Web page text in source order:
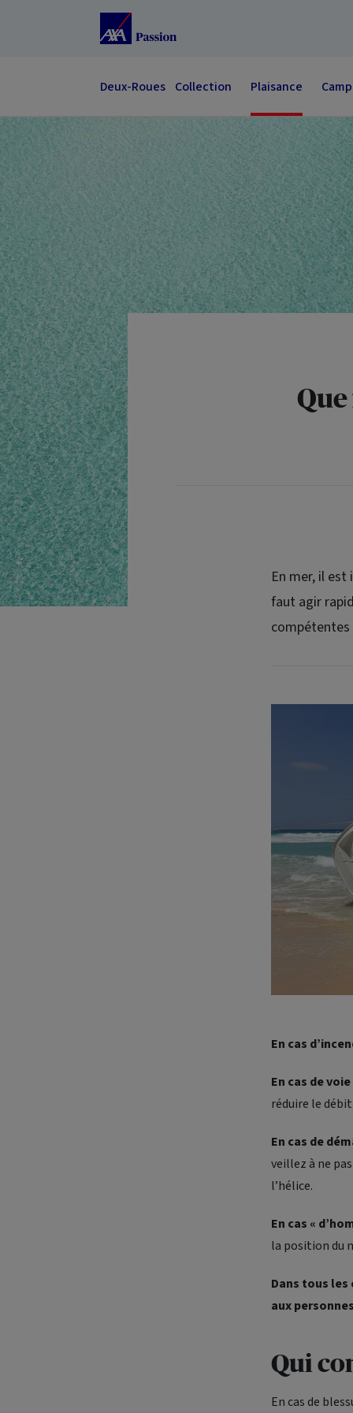
Accéder au Contenu
Deux-Roues Collection Plaisance
En mer, il est
faut agir
En cas
En cas de voie
réduire le
En cas de
veillez à ne
l’hélice.
En cas «
la position du
Dans tous
aux
Qui
En cas de